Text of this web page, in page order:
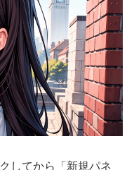
してから「新規パネ